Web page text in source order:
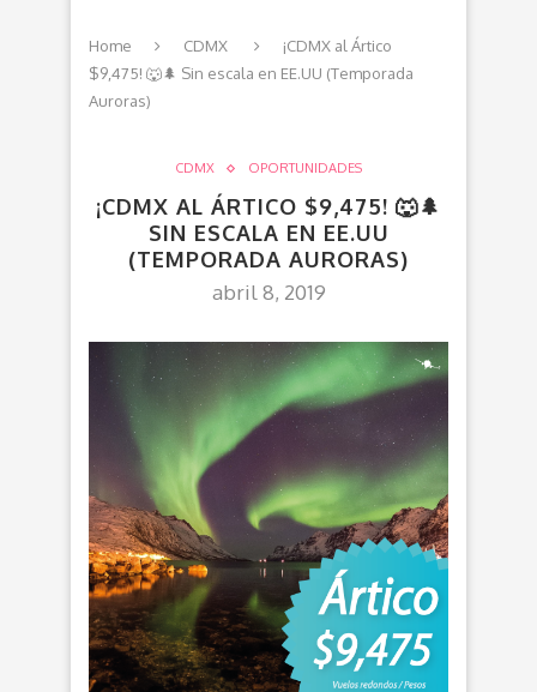
Home CDMX
¡CDMX al Ártico
$9,475! 🐺🌲 Sin escala en EE.UU (Temporada
Auroras)
CDMX OPORTUNIDADES
¡CDMX AL ÁRTICO $9,475! 🐺🌲
SIN ESCALA EN EE.UU
(TEMPORADA AURORAS)
abril 8, 2019